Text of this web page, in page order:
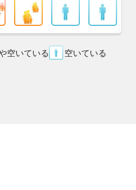
空いている
空いている